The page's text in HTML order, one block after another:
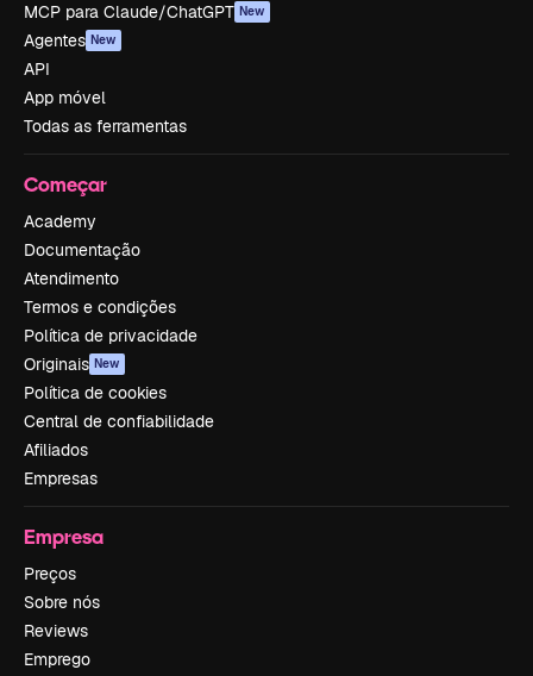
MCP para Claude/ChatGPT New
Agentes New
API
App móvel
Todas as ferramentas
Começar
Academy
Documentação
Atendimento
Termos e condições
Política de privacidade
Originais New
Política de cookies
Central de confiabilidade
Afiliados
Empresas
Empresa
Preços
Sobre nós
Reviews
Emprego